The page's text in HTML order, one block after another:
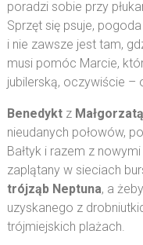
poradzi sobie przy
Sprzęt się psuje,
i nie zawsze jest tam,
musi pomóc Marcie,
jubilerską, oczywiście –
BenedyktzMałgorzatą
nieudanych połowów,
Bałtyk i razem z
zaplątany w sieciach
trójząb Neptuna, a
uzyskanego z
trójmiejskich plażach.